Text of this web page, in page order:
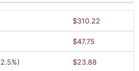
$310.22
$47.75
$23.88